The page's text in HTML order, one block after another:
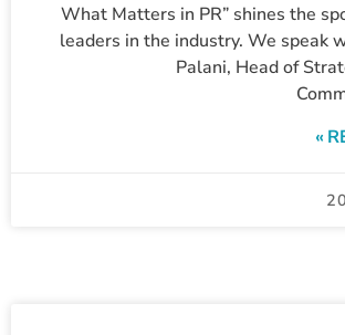
“What Matters in PR” shines the
leaders in the industry. We speak
Palani, Head of